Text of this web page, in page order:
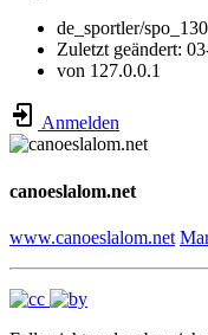
de_sportler/
Zuletzt geändert:
von 127.0.0.1
Anmelden
canoeslalom.net
www.canoeslalom.net